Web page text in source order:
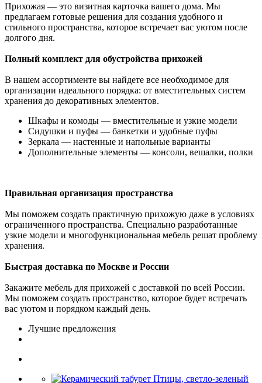
Прихожая — это визитная карточка вашего дома. Мы
предлагаем готовые решения для создания удобного и
стильного пространства, которое встречает вас уютом после
долгого дня.
Полный комплект для обустройства прихожей
В нашем ассортименте вы найдете все необходимое для
организации идеального порядка: от вместительных систем
хранения до декоративных элементов.
Шкафы и комоды — вместительные и узкие модели
Сидушки и пуфы — банкетки и удобные пуфы
Зеркала — настенные и напольные варианты
Дополнительные элементы — консоли, вешалки, полки
Правильная организация пространства
Мы поможем создать практичную прихожую даже в условиях
ограниченного пространства. Специально разработанные
узкие модели и многофункциональная мебель решат проблему
хранения.
Быстрая доставка по Москве и России
Закажите мебель для прихожей с доставкой по всей России.
Мы поможем создать пространство, которое будет встречать
вас уютом и порядком каждый день.
Лучшие предложения